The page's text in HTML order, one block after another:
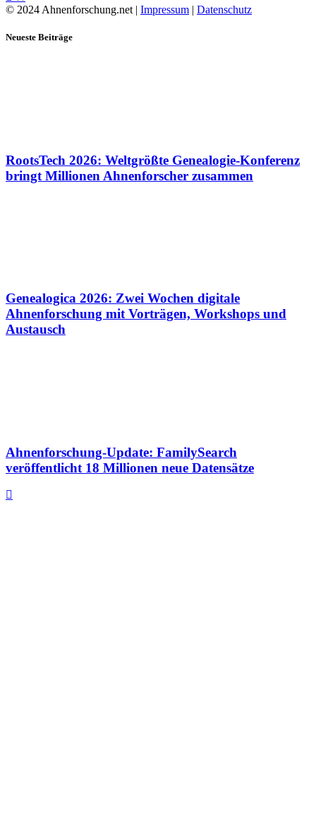
© 2024 Ahnenforschung.net | Impressum | Datenschutz
Neueste Beiträge
RootsTech 2026: Weltgrößte Genealogie-Konferenz
bringt Millionen Ahnenforscher zusammen
Genealogica 2026: Zwei Wochen digitale
Ahnenforschung mit Vorträgen, Workshops und
Austausch
Ahnenforschung-Update: FamilySearch
veröffentlicht 18 Millionen neue Datensätze